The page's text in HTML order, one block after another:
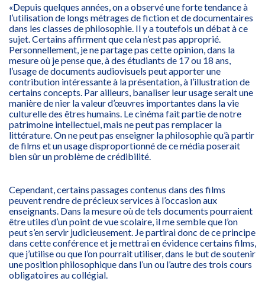
«Depuis quelques années, on a observé une forte tendance à
l’utilisation de longs métrages de fiction et de documentaires
dans les classes de philosophie. Il y a toutefois un débat à ce
sujet. Certains affirment que cela n’est pas approprié.
Personnellement, je ne partage pas cette opinion, dans la
mesure où je pense que, à des étudiants de 17 ou 18 ans,
l’usage de documents audiovisuels peut apporter une
contribution intéressante à la présentation, à l’illustration de
certains concepts. Par ailleurs, banaliser leur usage serait une
manière de nier la valeur d’œuvres importantes dans la vie
culturelle des êtres humains. Le cinéma fait partie de notre
patrimoine intellectuel, mais ne peut pas remplacer la
littérature. On ne peut pas enseigner la philosophie qu’à partir
de films et un usage disproportionné de ce média poserait
bien sûr un problème de crédibilité.
Cependant, certains passages contenus dans des films
peuvent rendre de précieux services à l’occasion aux
enseignants. Dans la mesure où de tels documents pourraient
être utiles d’un point de vue scolaire, il me semble que l’on
peut s’en servir judicieusement. Je partirai donc de ce principe
dans cette conférence et je mettrai en évidence certains films,
que j’utilise ou que l’on pourrait utiliser, dans le but de soutenir
une position philosophique dans l’un ou l’autre des trois cours
obligatoires au collégial.